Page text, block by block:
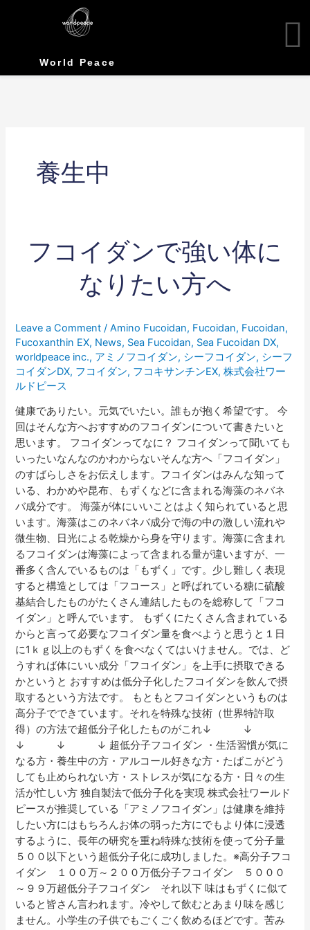
World Peace
養生中
フコイダンで強い体に
なりたい方へ
Leave a Comment /Amino Fucoidan, Fucoidan, Fucoidan,
Fucoxanthin EX, News, Sea Fucoidan, Sea Fucoidan DX,
worldpeace inc., アミノフコイダン, シーフコイダン, シーフ
コイダンDX, フコイダン, フコキサンチンEX,株式会社ワー
ルドピース
健康でありたい。元気でいたい。誰もが抱く希望です。 今
回はそんな方へおすすめのフコイダンについて書きたいと
思います。 フコイダンってなに？ フコイダンって聞いても
いったいなんなのかわからないそんな方へ「フコイダン」
のすばらしさをお伝えします。フコイダンはみんな知って
いる、わかめや昆布、もずくなどに含まれる海藻のネバネ
バ成分です。 海藻が体にいいことはよく知られていると思
います。海藻はこのネバネバ成分で海の中の激しい流れや
微生物、日光による乾燥から身を守ります。海藻に含まれ
るフコイダンは海藻によって含まれる量が違いますが、一
番多く含んでいるものは「もずく」です。少し難しく表現
すると構造としては「フコース」と呼ばれている糖に硫酸
基結合したものがたくさん連結したものを総称して「フコ
イダン」と呼んでいます。 もずくにたくさん含まれている
からと言って必要なフコイダン量を食べようと思うと１日
に1ｋｇ以上のもずくを食べなくてはいけません。では、ど
うすれば体にいい成分「フコイダン」を上手に摂取できる
かというと おすすめは低分子化したフコイダンを飲んで摂
取するという方法です。 もともとフコイダンというものは
高分子でできています。それを特殊な技術（世界特許取
得）の方法で超低分子化したものがこれ↓ ↓
↓ ↓ ↓ 超低分子フコイダン ・生活習慣が気に
なる方・養生中の方・アルコール好きな方・たばこがどう
しても止められない方・ストレスが気になる方・日々の生
活が忙しい方 独自製法で低分子化を実現 株式会社ワールド
ピースが推奨している「アミノフコイダン」は健康を維持
したい方にはもちろんお体の弱った方にでもより体に浸透
するように、長年の研究を重ね特殊な技術を使って分子量
５００以下という超低分子化に成功しました。※高分子フコ
イダン １００万～２００万低分子フコイダン ５０００
～９９万超低分子フコイダン それ以下 味はもずくに似て
いると皆さん言われます。冷やして飲むとあまり味を感じ
ません。小学生の子供でもごくごく飲めるほどです。苦み
で
強
い
体
に
り
た
い
方
へ